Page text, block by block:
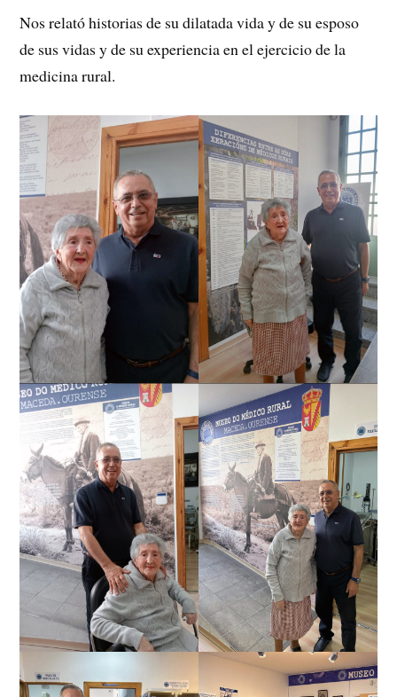
Nos relató historias de su dilatada vida y de su esposo
de sus vidas y de su experiencia en el ejercicio de la
medicina rural.